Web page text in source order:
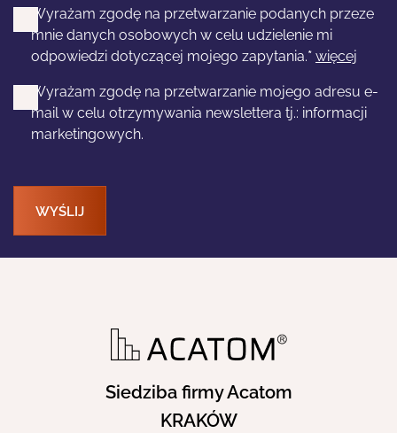
Wyrażam zgodę na przetwarzanie podanych przeze
mnie danych osobowych w celu udzielenie mi
odpowiedzi dotyczącej mojego zapytania.* więcej
Wyrażam zgodę na przetwarzanie mojego adresu e-
mail w celu otrzymywania newslettera tj.: informacji
marketingowych.
WYŚLIJ
Siedziba firmy Acatom
KRAKÓW